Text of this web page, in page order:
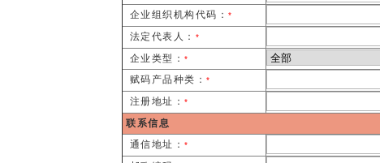
企业组织机构代码： *
法定代表人：
*
企业类型： *
赋码产品种类： *
注册地址： *
联系信息
通信地址： *